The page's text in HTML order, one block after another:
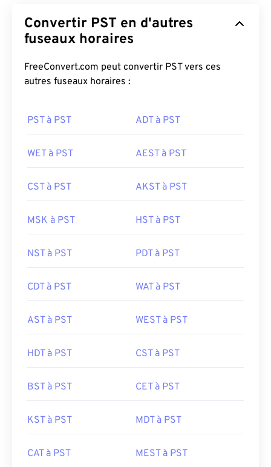
Convertir PST en d'autres
fuseaux horaires
FreeConvert.com peut convertir PST vers ces
autres fuseaux horaires :
PST à PST ADT à PST
WET à PST AEST à PST
CST à PST AKST à PST
MSK à PST HST à PST
NST à PST PDT à PST
CDT à PST WAT à PST
AST à PST WEST à PST
HDT à PST CST à PST
BST à PST CET à PST
KST à PST MDT à PST
CAT à PST MEST à PST